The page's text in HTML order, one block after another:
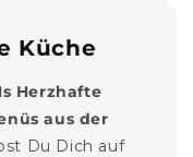
Küche
Herzhafte
aus der
Du Dich auf